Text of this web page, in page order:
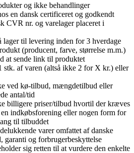
og ikke behandlinger
en dansk certificeret og godkendt
CVR nr. og varelager placeret i
lager til levering inden for 3 hverdage
(producent, farve, størrelse m.m.)
at sende link til produktet
stk. af varen (altså ikke 2 for X kr.) eller
ved kø-tilbud, mængdetilbud eller
antal/tid
billigere priser/tilbud hvortil der kræves
en indkøbsforening eller nogen form for
til tilbuddet
varer omfattet af danske
garanti og forbrugerbeskyttelse
sig retten til at vurdere den enkelte